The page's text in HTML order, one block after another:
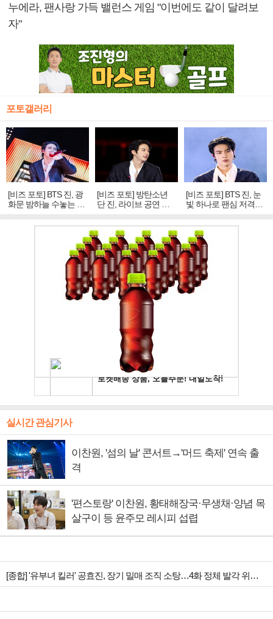
누에라, 팬사랑 가득 밸런스 게임 "이번에도 같이 달려보
자"
포토갤러리
[비즈 포토] BTS 진, 광
화문 밤하늘 수놓는 '비
주얼 킹'의 열창
[비즈 포토] 방탄소년
단 진, 라이브 공연 중
빛나는 독보적 아우라
[비즈 포토] BTS 진, 눈
빛 하나로 팬심 저격…
독보적 카리스마
실시간 관심기사
이찬원, '섬의 날' 콘서트→'머드 축제' 연속 출
격
'편스토랑' 이찬원, 황태해장국·무생채·양념 목
살구이 등 윤주모 레시피 섭렵
[종합] '유부녀 킬러' 공효진, 장기 밀매 조직 소탕…4화 정체 발각 위기 예고